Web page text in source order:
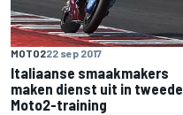
MOTO222 sep 2017
Italiaanse smaakmakers
maken dienst uit in tweede
Moto2-training